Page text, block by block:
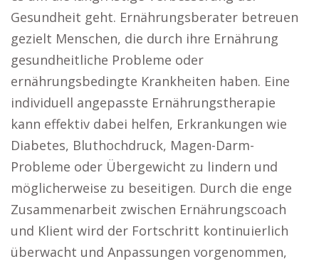
Gesundheit geht. Ernährungsberater betreuen
gezielt Menschen, die durch ihre Ernährung
gesundheitliche Probleme oder
ernährungsbedingte Krankheiten haben. Eine
individuell angepasste Ernährungstherapie
kann effektiv dabei helfen, Erkrankungen wie
Diabetes, Bluthochdruck, Magen-Darm-
Probleme oder Übergewicht zu lindern und
möglicherweise zu beseitigen. Durch die enge
Zusammenarbeit zwischen Ernährungscoach
und Klient wird der Fortschritt kontinuierlich
überwacht und Anpassungen vorgenommen,